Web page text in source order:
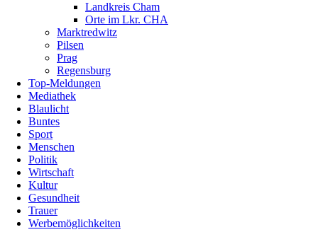
Landkreis Cham
Orte im Lkr. CHA
Marktredwitz
Pilsen
Prag
Regensburg
Top-Meldungen
Mediathek
Blaulicht
Buntes
Sport
Menschen
Politik
Wirtschaft
Kultur
Gesundheit
Trauer
Werbemöglichkeiten